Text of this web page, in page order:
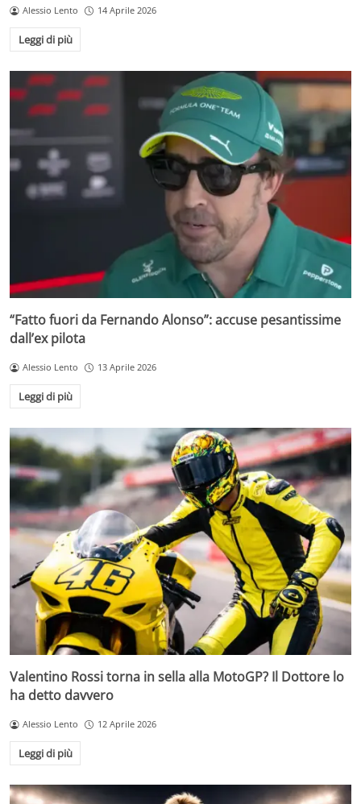
Alessio Lento 14 Aprile 2026
Leggi di più
“Fatto fuori da Fernando Alonso”: accuse pesantissime
dall’ex pilota
Alessio Lento 13 Aprile 2026
Leggi di più
Valentino Rossi torna in sella alla MotoGP? Il Dottore lo
ha detto davvero
Alessio Lento 12 Aprile 2026
Leggi di più